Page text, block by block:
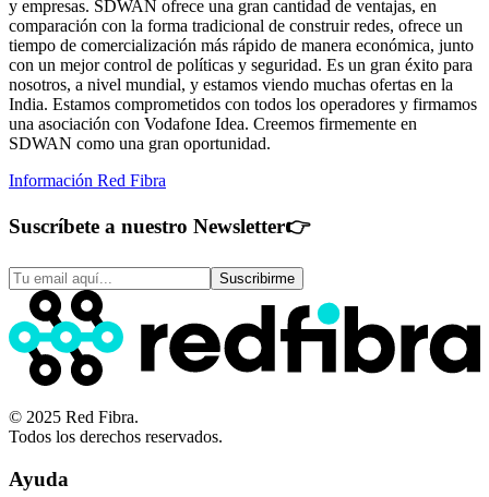
y empresas. SDWAN ofrece una gran cantidad de ventajas, en
comparación con la forma tradicional de construir redes, ofrece un
tiempo de comercialización más rápido de manera económica, junto
con un mejor control de políticas y seguridad. Es un gran éxito para
nosotros, a nivel mundial, y estamos viendo muchas ofertas en la
India. Estamos comprometidos con todos los operadores y firmamos
una asociación con Vodafone Idea. Creemos firmemente en
SDWAN como una gran oportunidad.
Información Red Fibra
Suscríbete a nuestro Newsletter👉
Suscribirme
© 2025 Red Fibra.
Todos los derechos reservados.
Ayuda